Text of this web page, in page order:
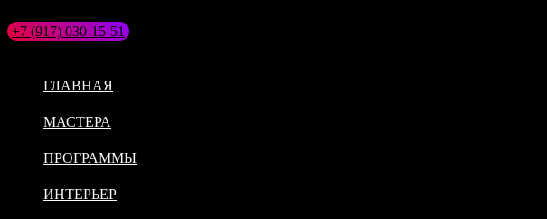
+7 (917) 030-15-51
Самара, Красноармейская 76
ГЛАВНАЯ
МАСТЕРА
ПРОГРАММЫ
ИНТЕРЬЕР